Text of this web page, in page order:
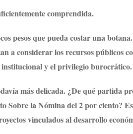
comprendida.
pesos que pueda costar una
a considerar los recursos públicos
y el privilegio burocrático.
más delicada. ¿De qué partida
Sobre la Nómina del 2 por ciento?
vinculados al desarrollo